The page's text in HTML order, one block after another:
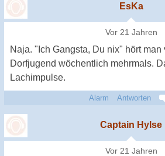
EsKa
Vor 21 Jahren
Naja. "Ich Gangsta, Du nix" hört
Dorfjugend wöchentlich mehrmals.
Lachimpulse.
Alarm Antworten
Captain Hylse
Vor 21 Jahren